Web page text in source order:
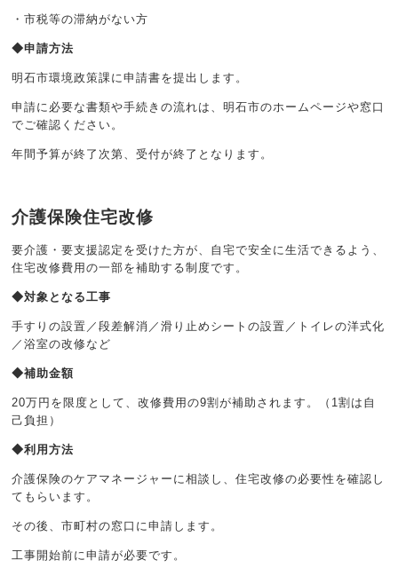
・市税等の滞納がない方
◆申請方法
明石市環境政策課に申請書を提出します。
申請に必要な書類や手続きの流れは、明石市のホームページや窓口
でご確認ください。
年間予算が終了次第、受付が終了となります。
介護保険住宅改修
要介護・要支援認定を受けた方が、自宅で安全に生活できるよう、
住宅改修費用の一部を補助する制度です。
◆対象となる工事
手すりの設置／ 段差解消／ 滑り止めシートの設置／ トイレの洋式化
／ 浴室の改修など
◆補助金額
20万円を限度として、改修費用の9割が補助されます。（1割は自
己負担）
◆利用方法
介護保険のケアマネージャーに相談し、住宅改修の必要性を確認し
てもらいます。
その後、市町村の窓口に申請します。
工事開始前に申請が必要です。